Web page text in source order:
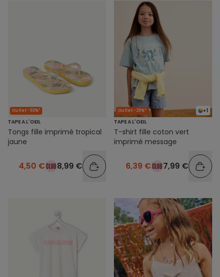
Outlet -50%*
TAPE A L'OEIL
Tongs fille imprimé tropical
jaune
4,50 € 8,99 €
+1
Outlet -20%*
TAPE A L'OEIL
T-shirt fille coton vert
imprimé message
6,39 € 7,99 €